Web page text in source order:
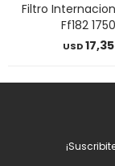
Filtro
Ff182 1750
USD17,35